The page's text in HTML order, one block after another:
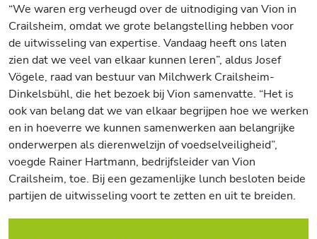
“We waren erg verheugd over de uitnodiging van Vion in
Crailsheim, omdat we grote belangstelling hebben voor
de uitwisseling van expertise. Vandaag heeft ons laten
zien dat we veel van elkaar kunnen leren”, aldus Josef
Vögele, raad van bestuur van Milchwerk Crailsheim-
Dinkelsbühl, die het bezoek bij Vion samenvatte. “Het is
ook van belang dat we van elkaar begrijpen hoe we werken
en in hoeverre we kunnen samenwerken aan belangrijke
onderwerpen als dierenwelzijn of voedselveiligheid”,
voegde Rainer Hartmann, bedrijfsleider van Vion
Crailsheim, toe. Bij een gezamenlijke lunch besloten beide
partijen de uitwisseling voort te zetten en uit te breiden.